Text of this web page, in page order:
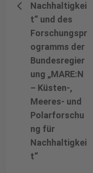
Nachhaltigkei
t“ und des
Forschungspr
ogramms der
Bundesregier
ung „MARE:N
– Küsten-,
Meeres- und
Polarforschu
ng für
Nachhaltigkei
t“